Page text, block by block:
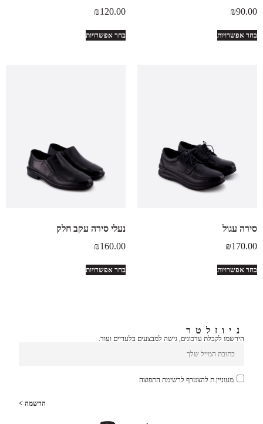
₪90.00
בחר אפשרויות
₪120.00
בחר אפשרויות
סירה עגול
₪170.00
בחר אפשרויות
נעלי סירה עקב חלק
₪160.00
בחר אפשרויות
ניוזלטר
הירשמו לקבלת עדכונים, גישה למבצעים בלעדיים ועוד.
מעוניין.ת להצטרף לרשימת התפוצה
הרשמה >